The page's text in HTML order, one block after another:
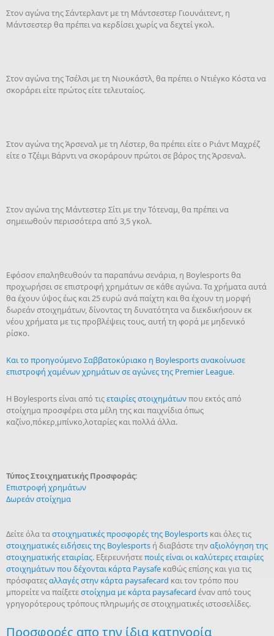
Στον αγώνα της Σάντερλαντ με τη Μάντσεστερ Γιουνάιτεντ, η
Μάντσεστερ θα πρέπει να κερδίσει χωρίς να δεχτεί γκολ.
Στον αγώνα της Τσέλσι με τη Νιουκάστλ, θα πρέπει ο Ντιέγκο Κόστα να
σκοράρει είτε πρώτος είτε τελευταίος.
Στον αγώνα της Άρσεναλ με τη Λέστερ, θα πρέπει είτε ο Ριάντ Μαχρέζ
είτε ο Τζέιμι Βάρντι να σκοράρουν πρώτοι σε βάρος της Άρσεναλ.
Στον αγώνα της Μάντεστερ Σίτι με την Τότεναμ, θα πρέπει να
σημειωθούν περισσότερα από 3,5 γκολ.
Εφόσον επαληθευθούν τα παραπάνω σενάρια, η Boylesports θα
προχωρήσει σε επιστροφή χρημάτων σε κάθε αγώνα. Τα χρήματα αυτά
θα έχουν ύψος έως και 25 ευρώ ανά παίχτη και θα έχουν τη μορφή
δωρεάν στοιχημάτων, δίνοντας τη δυνατότητα να διεκδικήσουν εκ
νέου χρήματα με τις προβλέψεις τους, αυτή τη φορά με μηδενικό
ρίσκο.
Και το προηγούμενο Σαββατοκύριακο η Boylesports ανακοίνωσε
επιστροφή χαμένων χρημάτων σε αγώνες της Premier League.
Η Boylesports είναι από τιςεταιρίες στοιχημάτωνπου εκτός από
στοίχημα προσφέρει στα μέλη της και παιχνίδια όπως
καζίνο,πόκερ,μπίνκο,λοταρίες και πολλά άλλα.
Τύπος Στοιχηματικής Προσφοράς:
Επιστροφή χρημάτων
Δωρεάν στοίχημα
Δείτε όλα ταστοιχηματικές προσφορές της Boylesports και όλες τις
στοιχηματικές ειδήσεις της Boylesports ή διαβάστε τηναξιολόγηση της
στοιχηματικής εταιρίας. Εξερευνήστεποιές είναι οι καλύτερες εταιρίες
στοιχημάτων που δέχονται κάρτα Paysafe καθώς επίσης και για τις
πρόσφατεςαλλαγές στην κάρτα paysafecard και τον τρόπο που
μπορείτε να παίξετεστοίχημα με κάρτα paysafecard έναν από τους
γρηγορότερους τρόπους πληρωμής σε στοιχηματικές ιστοσελίδες.
Προσφορές απο την ίδια κατηγορία